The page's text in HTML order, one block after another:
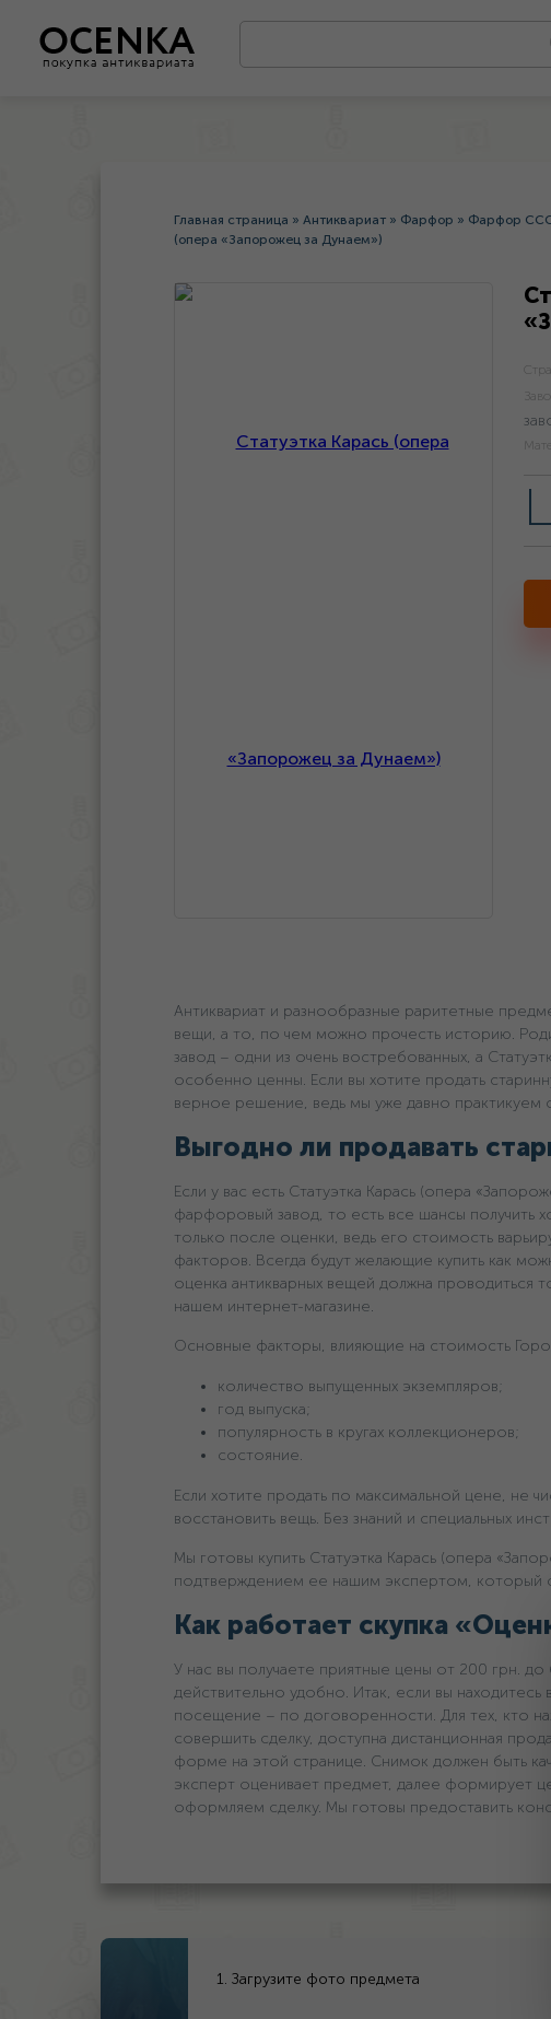
Главная страница » Антиквариат » Фарфор » Фарфор
(опера «Запорожец за Дунаем»)
Антиквариат и разнообразные раритетные
вещи, а то, по чем можно прочесть историю.
завод – одни из очень востребованных, а
особенно ценны. Если вы хотите продать
верное решение, ведь мы уже давно практикуем
Выгодно ли продавать
Если у вас есть Статуэтка Карась (опера
фарфоровый завод, то есть все шансы получить
только после оценки, ведь его стоимость
факторов. Всегда будут желающие купить как
оценка антикварных вещей должна проводиться
нашем интернет-магазине.
Основные факторы, влияющие на стоимость
количество выпущенных экземпляров;
год выпуска;
популярность в кругах коллекционеров;
состояние.
Если хотите продать по максимальной цене, не
восстановить вещь. Без знаний и специальных
Мы готовы купить Статуэтка Карась (опера
подтверждением ее нашим экспертом, который
Как работает скупка
У нас вы получаете приятные цены oт 200 грн.
действительно удобно. Итак, если вы
посещение – по договоренности. Для тех, кто
совершить сделку, доступна дистанционная
форме на этой странице. Снимок должен быть
эксперт оценивает предмет, далее формирует
оформляем сделку. Мы готовы предоставить
1. Загрузите фото предмета